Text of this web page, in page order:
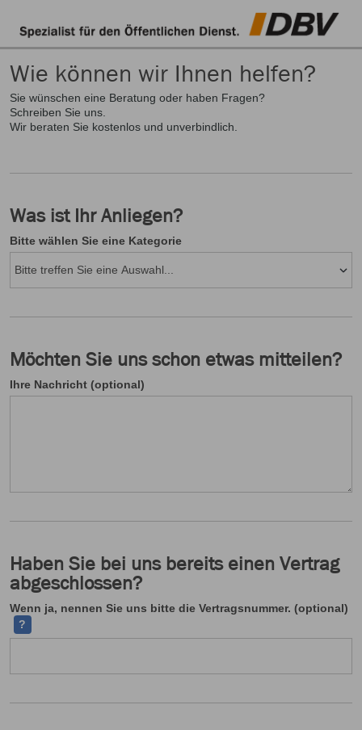
Wie können wir Ihnen helfen?
Sie wünschen eine Beratung oder haben Fragen?
Schreiben Sie uns.
Wir beraten Sie kostenlos und unverbindlich.
Was ist Ihr Anliegen?
Bitte wählen Sie eine Kategorie
Möchten Sie uns schon etwas mitteilen?
Ihre Nachricht (optional)
Haben Sie bei uns bereits einen Vertrag
abgeschlossen?
Wenn ja, nennen Sie uns bitte die Vertragsnummer. (optional)
?